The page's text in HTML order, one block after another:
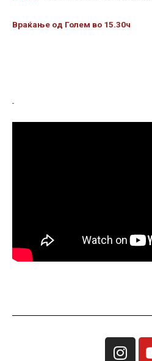
Враќање од Голем во 15.30ч